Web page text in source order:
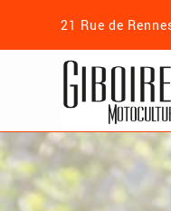
21 Rue de